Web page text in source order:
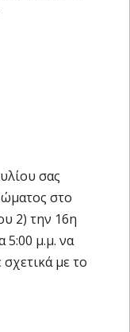
σας
στο
2) την 16η
5:00 μ.μ. να
με το